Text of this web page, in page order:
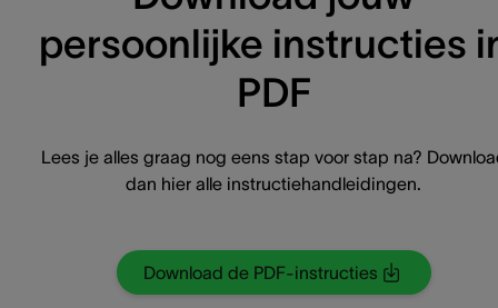
persoonlijke instructies
PDF
Lees je alles graag nog eens stap voor stap na?
dan hier alle instructiehandleidingen.
Download de PDF-instructies